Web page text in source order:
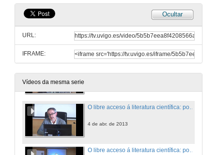
Ocultar
URL:
IFRAME:
Vídeos da mesma serie
Ferramentas para a investigación histórica
4 de abr. de 2013
Presentación de Gerardo Marraud
4 de abr. de 2013
O libre acceso á literatura científica: política, tecnoloxía, propiedade intelectual.Turno de preguntas